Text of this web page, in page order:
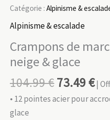
Catégorie : Alpinisme &
Alpinisme & escalade
Crampons de
neige & glace
104.99€73.49€|
• 12 pointes acier pour
glace